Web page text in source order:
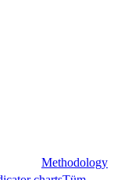
Methodology